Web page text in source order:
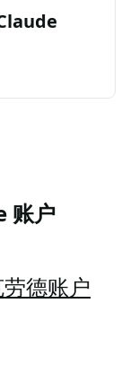
账户
德账户